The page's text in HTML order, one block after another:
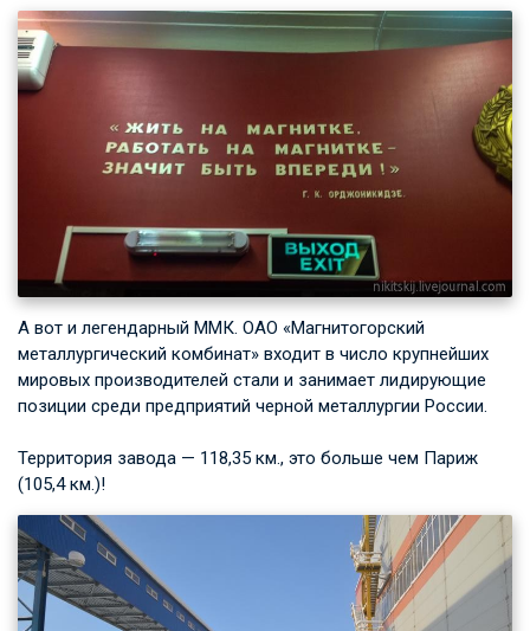
А вот и легендарный ММК. ОАО «Магнитогорский
металлургический комбинат» входит в число крупнейших
мировых производителей стали и занимает лидирующие
позиции среди предприятий черной металлургии России.
Территория завода — 118,35 км., это больше чем Париж
(105,4 км.)!